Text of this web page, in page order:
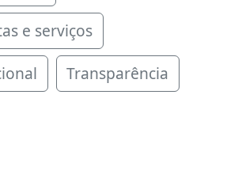
e serviços
Transparência